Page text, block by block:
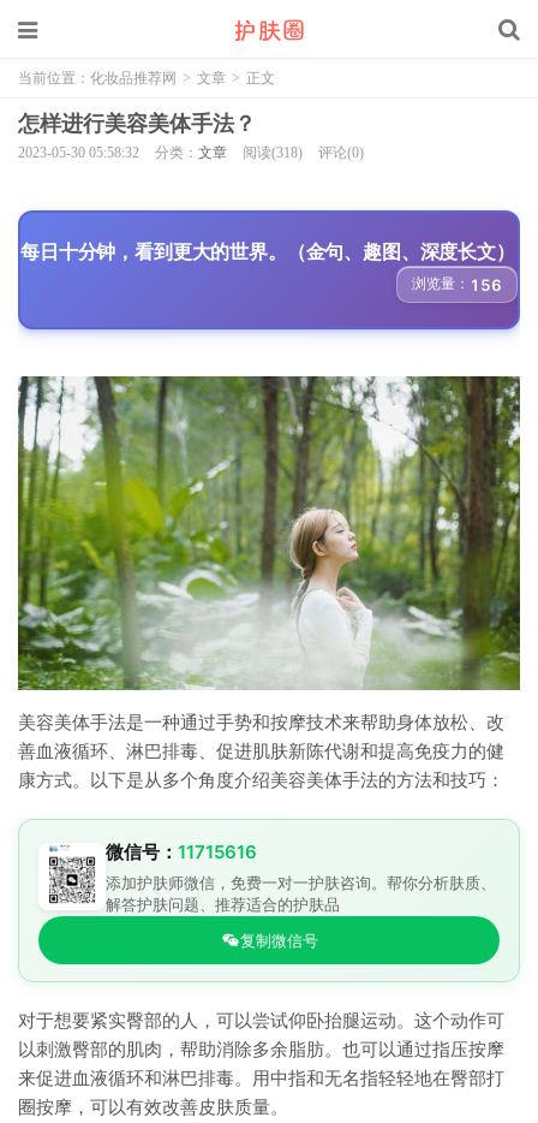
当前位置： 化妆品推荐网 > 文章 > 正文
怎样进行美容美体手法？
2023-05-30 05:58:32 分类： 文章 阅读(318) 评论(0)
每日十分钟，看到更大的世界。（金句、趣图、深度长文）
浏览量： 156
美容美体手法是一种通过手势和按摩技术来帮助身体放松、改
善血液循环、淋巴排毒、促进肌肤新陈代谢和提高免疫力的健
康方式。以下是从多个角度介绍美容美体手法的方法和技巧：
微信号： 11715616
添加护肤师微信，免费一对一护肤咨询。帮你分析肤质、
解答护肤问题、推荐适合的护肤品
复制微信号
对于想要紧实臀部的人，可以尝试仰卧抬腿运动。这个动作可
以刺激臀部的肌肉，帮助消除多余脂肪。也可以通过指压按摩
来促进血液循环和淋巴排毒。用中指和无名指轻轻地在臀部打
圈按摩，可以有效改善皮肤质量。